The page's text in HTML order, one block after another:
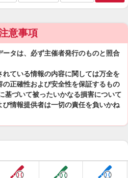
意事項
タは、必ず主催者発行のものと照合
ている情報の内容に関しては万全を
正確性および安全性を保証するもの
基づいて被ったいかなる損害について
情報提供者は一切の責任を負いかね